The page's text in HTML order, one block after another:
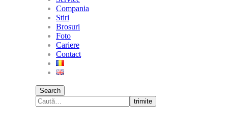
Compania
Stiri
Brosuri
Foto
Cariere
Contact
Search
trimite